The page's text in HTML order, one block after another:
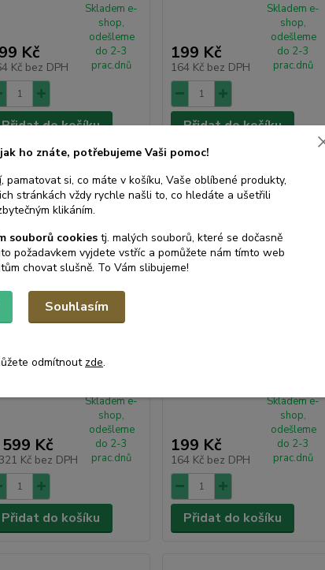
Kč
Kč bez DPH
Skladem e-
shop,
odešleme
do 2-3
prac.dnů
Přidat do košíku
199 Kč
164 Kč bez DPH
Skladem e-
shop,
odešleme
do 2-3
prac.dnů
Přidat do košíku
7401 Náhr.baterie SRV
Kč
Kč bez DPH
Skladem e-
shop,
odešleme
do 2-3
prac.dnů
Přidat do košíku
199 Kč
164 Kč bez DPH
Skladem e-
shop,
odešleme
do 2-3
prac.dnů
Přidat do košíku
ho znáte, potřebujeme Vaši pomoc!
, pamatovat si, co máte v košíku, Vaše oblíbené produkty,
stránkách vždy rychle našli to, co hledáte a ušetřili
klikáním.
souborů cookies tj. malých souborů, které se dočasně
požadavkem vyjdete vstříc a pomůžete nám tímto web
chovat slušně. To Vám slibujeme!
Souhlasím
odmítnout zde.